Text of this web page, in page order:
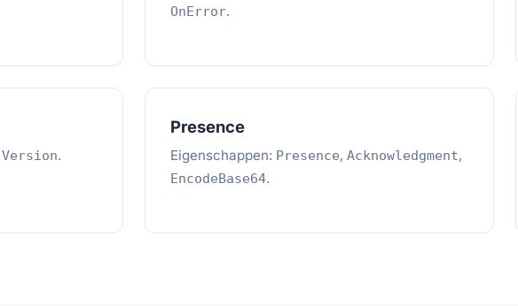
OnError.
Version.
Presence
Eigenschappen: Presence, Acknowledgment,
EncodeBase64.